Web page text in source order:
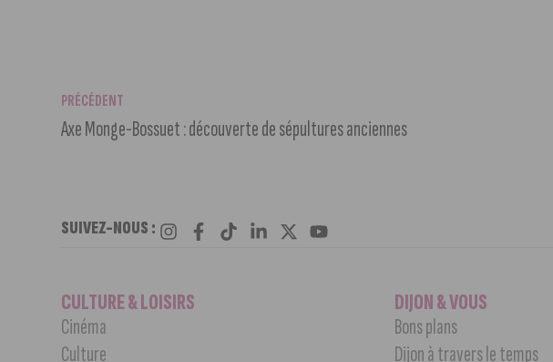
PRÉCÉDENT
Axe Monge-Bossuet : découverte de sépultures anciennes
SUIVEZ-NOUS :
CULTURE & LOISIRS
Cinéma
Culture
DIJON & VOUS
Bons plans
Dijon à travers le temps